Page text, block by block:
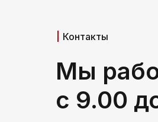
Контакты
Мы
с 9.00